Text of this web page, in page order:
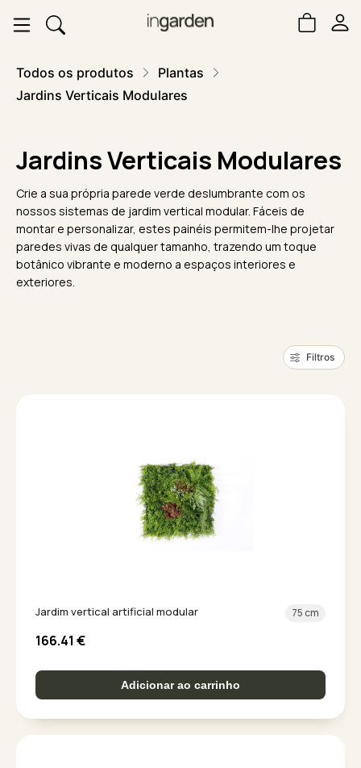
Todos os produtos
Plantas
Jardins Verticais Modulares
Jardins Verticais Modulares
Crie a sua própria parede verde deslumbrante com os
nossos sistemas de jardim vertical modular. Fáceis de
montar e personalizar, estes painéis permitem-lhe projetar
paredes vivas de qualquer tamanho, trazendo um toque
botânico vibrante e moderno a espaços interiores e
exteriores.
Filtros
Jardim vertical artificial modular 75 cm
166.41 €
Adicionar ao carrinho